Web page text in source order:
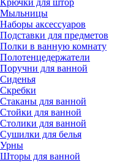
Крючки для штор
Мыльницы
Наборы аксессуаров
Подставки для предметов
Полки в ванную комнату
Полотенцедержатели
Поручни для ванной
Сиденья
Скребки
Стаканы для ванной
Стойки для ванной
Столики для ванной
Сушилки для белья
Урны
Шторы для ванной